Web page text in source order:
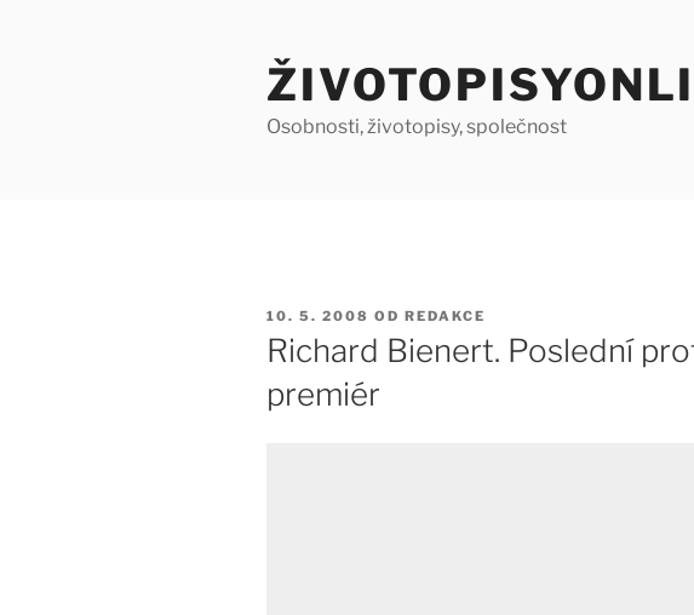
Osobnosti, životopisy, společnost
PUBLIKOVÁNO
10. 5. 2008 OD REDAKCE
Richard Bienert. Poslední
premiér